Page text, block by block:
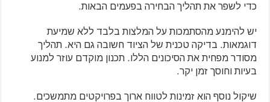
כדי לשפר את תהליך הבחירה בפעמים הבאות.
יש להימנע מהסתמכות על המלצות בלבד ללא שמיעת
דוגמאות. בדיקה טכנית של הציוד חשובה גם היא. תהליך
מסודר מפחית את הסיכונים הללו. תכנון מוקדם עוזר למנוע
בעיות וחוסך זמן יקר.
שיקול נוסף הוא זמינות לטווח ארוך בפרויקטים מתמשכים.